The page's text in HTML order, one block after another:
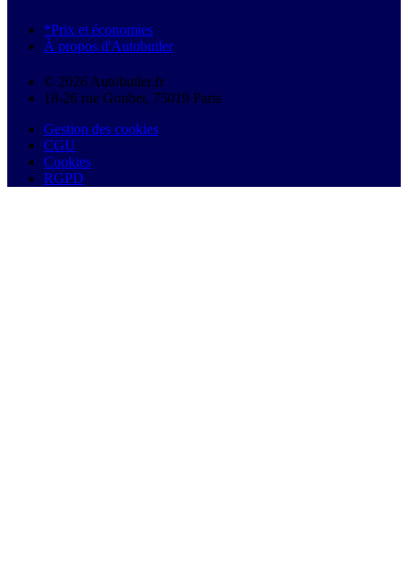
*Prix et économies
À propos d'Autobutler
© 2026 Autobutler.fr
18-26 rue Goubet, 75019 Paris
Gestion des cookies
CGU
Cookies
RGPD